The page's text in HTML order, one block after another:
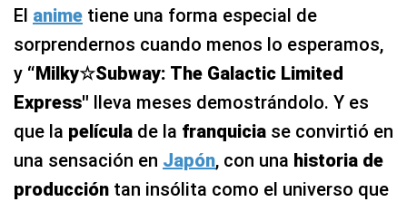
El anime tiene una forma especial de
sorprendernos cuando menos lo esperamos,
y “Milky☆Subway: The Galactic Limited
Express" lleva meses demostrándolo. Y es
que la película de la franquicia se convirtió en
una sensación en Japón, con una historia de
producción tan insólita como el universo que